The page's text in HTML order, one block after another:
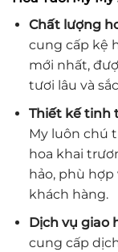
Chất lượng
cung cấp kệ
mới nhất,
tươi lâu và
Thiết kế tinh
My luôn chú
hoa khai
hảo, phù hợp
khách hàng.
Dịch vụ giao
cung cấp